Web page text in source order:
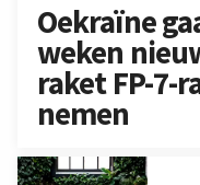
Oekraïne
weken
raket FP-7-
nemen